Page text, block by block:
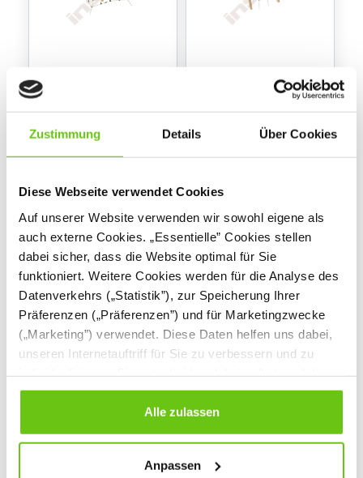
Zustimmung Details Über Cookies
Diese Webseite verwendet Cookies
Auf unserer Website verwenden wir sowohl eigene als
auch externe Cookies. „Essentielle” Cookies stellen
dabei sicher, dass die Website optimal für Sie
funktioniert. Weitere Cookies werden für die Analyse des
Datenverkehrs („Statistik”), zur Speicherung Ihrer
Präferenzen („Präferenzen”) und für Marketingzwecke
(„Marketing”) verwendet. Diese Daten helfen uns dabei,
unseren Internetauftriff für Sie zu verbessern und zu
Cookies Sie erlauben. Verweigern Sie Ihre Zustimmung,
wählen Sie „Alle ablehnen” – in diesem Fall werden nur
Daten verarbeitet, die für den Besuch unserer Website
jederzeit ändern, indem Sie auf die Schaltfläche unten
Alle zulassen
Anpassen
NV6858
Robinio
Kletternetzkombinati
on
NV6863
Klettersechseck
NV6879
blau-rot
Produktnummer: